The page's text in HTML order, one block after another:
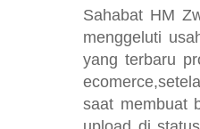
Sahabat HM
menggeluti
yang terbaru
saat membuat